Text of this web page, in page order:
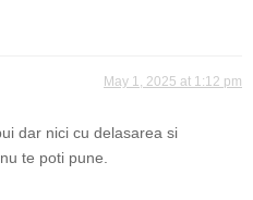
May 1, 2025 at 1:12 pm
dar nici cu delasarea si
te poti pune.